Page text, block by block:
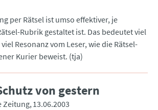
per Rätsel ist umso effektiver, je
Rubrik gestaltet ist. Das bedeutet viel
Resonanz vom Leser, wie die Rätsel-
Kurier beweist. (tja)
von gestern
Zeitung 13.06.2003